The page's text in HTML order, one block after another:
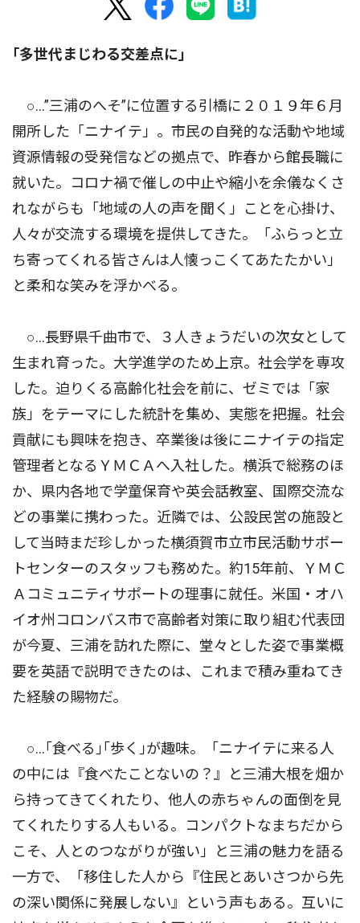
｢多世代まじわる交差点に｣
○…”三浦のへそ”に位置する引橋に２０１９年６月
開所した「ニナイテ」。市民の自発的な活動や地域
資源情報の受発信などの拠点で、昨春から館長職に
就いた。コロナ禍で催しの中止や縮小を余儀なくさ
れながらも「地域の人の声を聞く」ことを心掛け、
人々が交流する環境を提供してきた。「ふらっと立
ち寄ってくれる皆さんは人懐っこくてあたたかい」
と柔和な笑みを浮かべる。
○…長野県千曲市で、３人きょうだいの次女として
生まれ育った。大学進学のため上京。社会学を専攻
した。迫りくる高齢化社会を前に、ゼミでは「家
族」をテーマにした統計を集め、実態を把握。社会
貢献にも興味を抱き、卒業後は後にニナイテの指定
管理者となるＹＭＣＡへ入社した。横浜で総務のほ
か、県内各地で学童保育や英会話教室、国際交流な
どの事業に携わった。近隣では、公設民営の施設と
して当時まだ珍しかった横須賀市立市民活動サポー
トセンターのスタッフも務めた。約15年前、ＹＭＣ
Ａコミュニティサポートの理事に就任。米国・オハ
イオ州コロンバス市で高齢者対策に取り組む代表団
が今夏、三浦を訪れた際に、堂々とした姿で事業概
要を英語で説明できたのは、これまで積み重ねてき
た経験の賜物だ。
○…｢食べる｣｢歩く｣が趣味。「ニナイテに来る人
の中には『食べたことないの？』と三浦大根を畑か
ら持ってきてくれたり、他人の赤ちゃんの面倒を見
てくれたりする人もいる。コンパクトなまちだから
こそ、人とのつながりが強い」と三浦の魅力を語る
一方で、「移住した人から『住民とあいさつから先
の深い関係に発展しない』という声もある。互いに